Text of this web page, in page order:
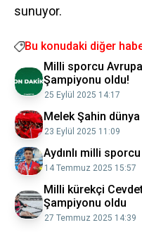
sunuyor.
Bu konudaki diğer
Milli sporcu
Şampiyonu oldu!
25 Eylül 2025 14:17
Melek Şahin
23 Eylül 2025 11:09
Aydınlı milli
14 Temmuz 2025 15:57
Milli kürekçi
Şampiyonu oldu
27 Temmuz 2025 14:39